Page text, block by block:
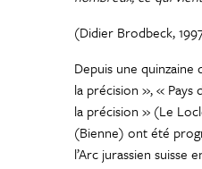
(Didier Brodbeck,
Depuis une quinzaine
la précision », « Pays
la précision » (Le
(Bienne) ont été
l’Arc jurassien